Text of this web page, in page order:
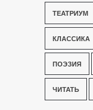
ТЕАТРИУМ
КЛАССИКА
ПОЭЗИЯ
ЧИТАТЬ